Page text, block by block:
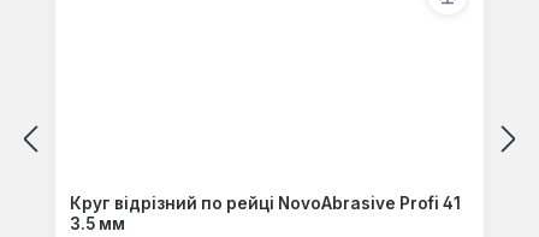
Круг відрізний по рейці NovoAbrasive Profi 41
3.5 мм